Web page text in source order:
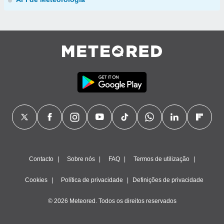
Contacto Sobre nós FAQ Termos de utilização
Cookies Política de privacidade Definições de privacidade
© 2026 Meteored. Todos os direitos reservados